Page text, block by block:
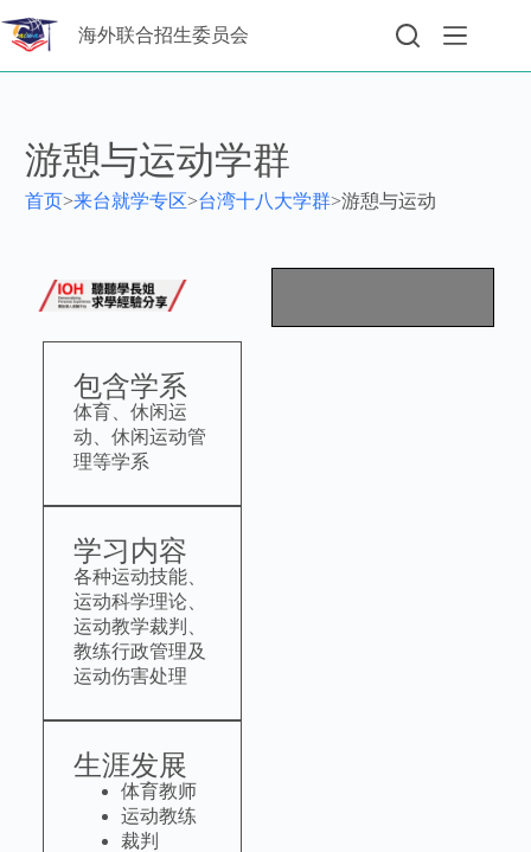
海外联合招生委员会
游憩与运动学群
首页>来台就学专区>台湾十八大学群>游憩与运动
包含学系
体育、休闲运
动、休闲运动管
理等学系
学习内容
各种运动技能、
运动科学理论、
运动教学裁判、
教练行政管理及
运动伤害处理
生涯发展
体育教师
运动教练
裁判